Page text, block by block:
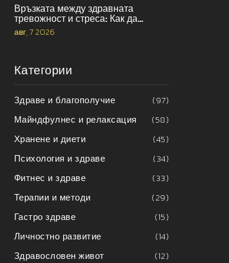
Връзката между здравната
тревожност и стреса: Как да
прекъснете порочния кръг
авг, 7 2026
Категории
Здраве и благополучие
(97)
Майндфулнес и релаксация
(58)
Хранене и диети
(45)
Психология и здраве
(34)
Фитнес и здраве
(33)
Терапии и методи
(29)
Гастро здраве
(15)
Личностно развитие
(14)
Здравословен живот
(12)